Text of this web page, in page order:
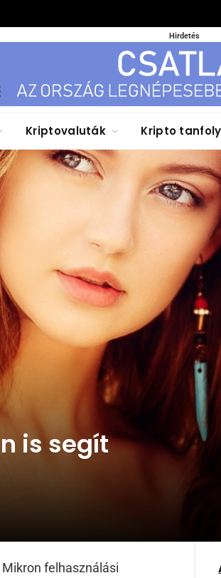
Hirdetés
Kriptovaluták Kripto
is segít
felhasználási